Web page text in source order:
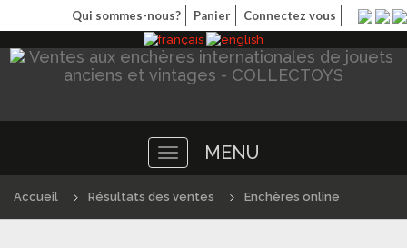
Qui sommes-nous? Panier Connectez vous
Toggle
navigation
MENU
Accueil Résultats des ventes Enchères online